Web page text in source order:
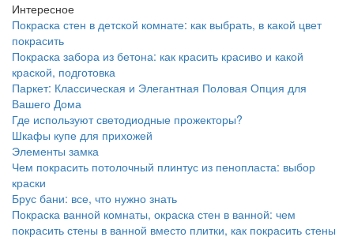
Интересное
Покраска стен в детской комнате: как выбрать, в какой цвет
покрасить
Покраска забора из бетона: как красить красиво и какой
краской, подготовка
Паркет: Классическая и Элегантная Половая Опция для
Вашего Дома
Где используют светодиодные прожекторы?
Шкафы купе для прихожей
Элементы замка
Чем покрасить потолочный плинтус из пенопласта: выбор
краски
Брус бани: все, что нужно знать
Покраска ванной комнаты, окраска стен в ванной: чем
покрасить стены в ванной вместо плитки, как покрасить стены